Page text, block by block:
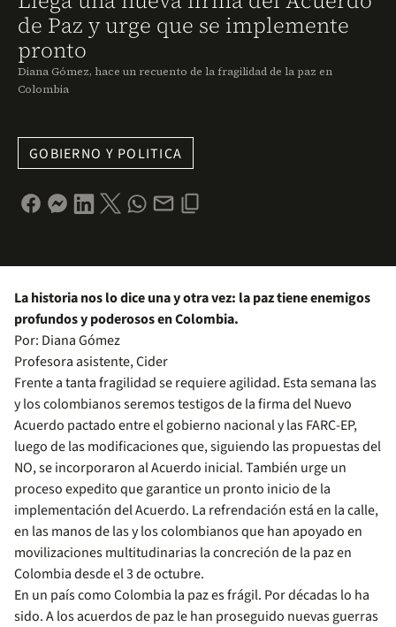
de Paz y urge que se implemente
pronto
Diana Gómez, hace un recuento de la fragilidad de la paz en
Colombia
GOBIERNO Y POLITICA
La historia nos lo dice una y otra vez: la paz tiene enemigos
profundos y poderosos en Colombia.
Por: Diana Gómez
Profesora asistente, Cider
Frente a tanta fragilidad se requiere agilidad. Esta semana las
y los colombianos seremos testigos de la firma del Nuevo
Acuerdo pactado entre el gobierno nacional y las FARC-EP,
luego de las modificaciones que, siguiendo las propuestas del
NO, se incorporaron al Acuerdo inicial. También urge un
proceso expedito que garantice un pronto inicio de la
implementación del Acuerdo. La refrendación está en la calle,
en las manos de las y los colombianos que han apoyado en
movilizaciones multitudinarias la concreción de la paz en
Colombia desde el 3 de octubre.
En un país como Colombia la paz es frágil. Por décadas lo ha
sido. A los acuerdos de paz le han proseguido nuevas guerras